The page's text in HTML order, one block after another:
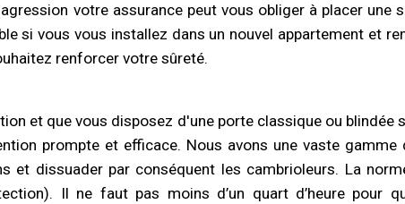
agression votre assurance peut vous obliger à placer une
si vous vous installez dans un nouvel appartement et
renforcer votre sûreté.
et que vous disposez d'une porte classique ou
prompte et efficace. Nous avons une vaste
et dissuader par conséquent les cambrioleurs. La
Il ne faut pas moins d’un quart d’heure pour